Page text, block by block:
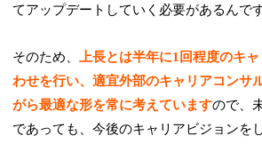
てアップデートしていく必要があるんです
そのため、
上長とは半年に1回程度のキ
わせを行い、適宜外部のキャリアコンサ
がら最適な形を常に考えていますので、
であっても、今後のキャリアビジョンを